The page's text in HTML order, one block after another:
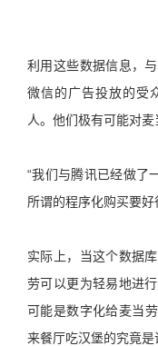
利用这些数据信息，
微信的广告投放的受
人。他们极有可能对麦
“我们与腾讯已经做了
所谓的程序化购买要好
实际上，当这个数据
劳可以更为轻易地进
可能是数字化给麦当
来餐厅吃汉堡的究竟是